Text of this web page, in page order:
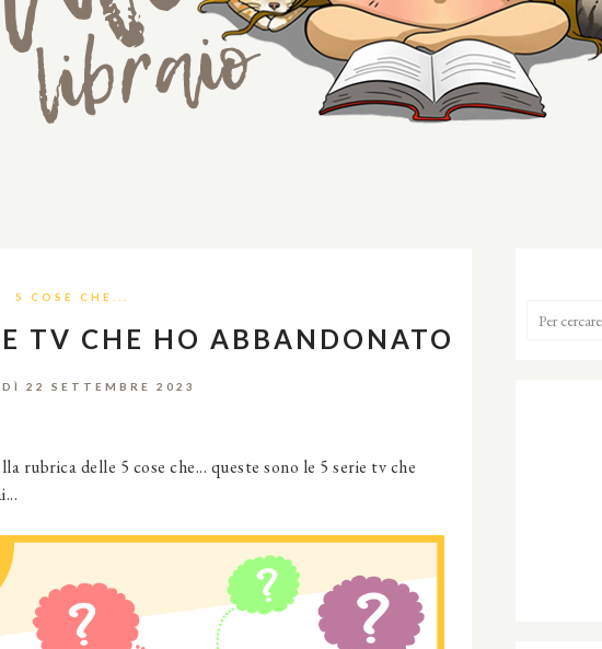
5 COSE CHE...
TV CHE HO ABBANDONATO
22 SETTEMBRE 2023
rubrica delle 5 cose che... queste sono le 5 serie tv che